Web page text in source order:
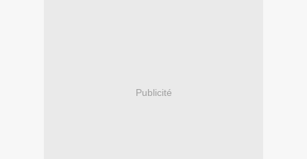
Publicité